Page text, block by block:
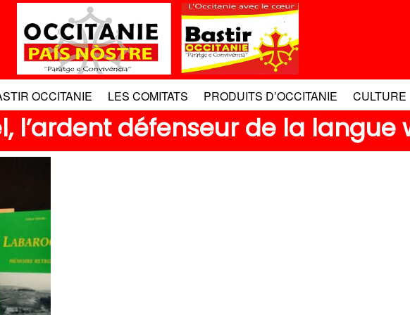
OCCITANIE LES COMITATS PRODUITS D’OCCITANIE CULTURE
l’ardent défenseur de la langue